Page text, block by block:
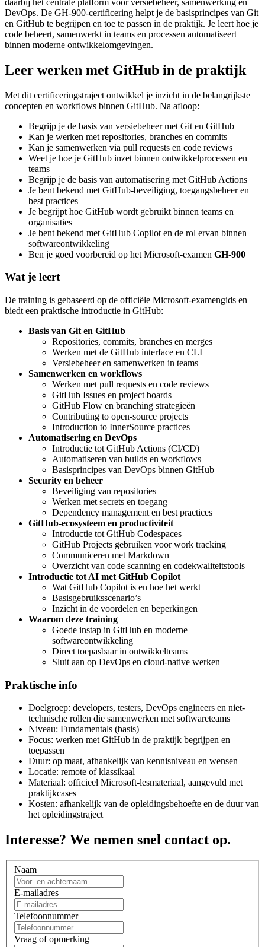
DevOps. De GH-900-certificering helpt je de basisprincipes van Git
en GitHub te begrijpen en toe te passen in de praktijk. Je leert hoe je
code beheert, samenwerkt in teams en processen automatiseert
binnen moderne ontwikkelomgevingen.
Leer werken met GitHub in de praktijk
Met dit certificeringstraject ontwikkel je inzicht in de belangrijkste
concepten en workflows binnen GitHub. Na afloop:
Begrijp je de basis van versiebeheer met Git en GitHub
Kan je werken met repositories, branches en commits
Kan je samenwerken via pull requests en code reviews
Weet je hoe je GitHub inzet binnen ontwikkelprocessen en
teams
Begrijp je de basis van automatisering met GitHub Actions
Je bent bekend met GitHub-beveiliging, toegangsbeheer en
best practices
Je begrijpt hoe GitHub wordt gebruikt binnen teams en
organisaties
Je bent bekend met GitHub Copilot en de rol ervan binnen
softwareontwikkeling
Ben je goed voorbereid op het Microsoft-examen GH-900
Wat je leert
De training is gebaseerd op de officiële Microsoft-examengids en
biedt een praktische introductie in GitHub:
Basis van Git en GitHub
Repositories, commits, branches en merges
Werken met de GitHub interface en CLI
Versiebeheer en samenwerken in teams
Samenwerken en workflows
Werken met pull requests en code reviews
GitHub Issues en project boards
GitHub Flow en branching strategieën
Contributing to open-source projects
Introduction to InnerSource practices
Automatisering en DevOps
Introductie tot GitHub Actions (CI/CD)
Automatiseren van builds en workflows
Basisprincipes van DevOps binnen GitHub
Security en beheer
Beveiliging van repositories
Werken met secrets en toegang
Dependency management en best practices
GitHub-ecosysteem en productiviteit
Introductie tot GitHub Codespaces
GitHub Projects gebruiken voor work tracking
Communiceren met Markdown
Overzicht van code scanning en codekwaliteitstools
Introductie tot AI met GitHub Copilot
Wat GitHub Copilot is en hoe het werkt
Basisgebruiksscenario’s
Inzicht in de voordelen en beperkingen
Waarom deze training
Goede instap in GitHub en moderne
softwareontwikkeling
Direct toepasbaar in ontwikkelteams
Sluit aan op DevOps en cloud-native werken
Praktische info
Doelgroep: developers, testers, DevOps engineers en niet-
technische rollen die samenwerken met softwareteams
Niveau: Fundamentals (basis)
Focus: werken met GitHub in de praktijk begrijpen en
toepassen
Duur: op maat, afhankelijk van kennisniveau en wensen
Locatie: remote of klassikaal
Materiaal: officieel Microsoft-lesmateriaal, aangevuld met
praktijkcases
Kosten: afhankelijk van de opleidingsbehoefte en de duur van
het opleidingstraject
Interesse? We nemen snel contact op.
Naam
E-mailadres
Telefoonnummer
Vraag of opmerking